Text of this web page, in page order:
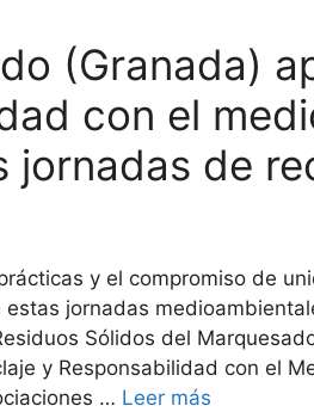
(Granada)
con el
jornadas de
y el compromiso de
jornadas
Sólidos del
y Responsabilidad con el
… Leer más